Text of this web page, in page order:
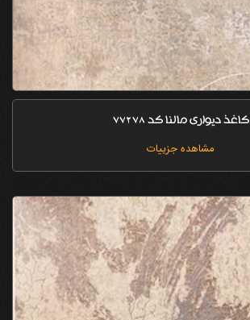
کاغذ دیواری مالنا کد 77278
مشاهده جزییات